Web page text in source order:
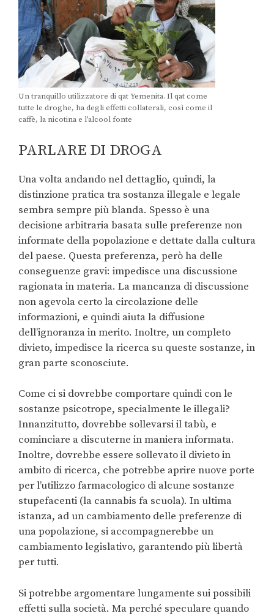
Un tranquillo utilizzatore di qat Yemenita. Il qat come
tutte le droghe, ha degli effetti collaterali, così come il
caffè, la nicotina e l’alcool fonte
PARLARE DI DROGA
Una volta andando nel dettaglio, quindi, la
distinzione pratica tra sostanza illegale e legale
sembra sempre più blanda. Spesso è una
decisione arbitraria basata sulle preferenze non
informate della popolazione e dettate dalla cultura
del paese. Questa preferenza, però ha delle
conseguenze gravi: impedisce una discussione
ragionata in materia. La mancanza di discussione
non agevola certo la circolazione delle
informazioni, e quindi aiuta la diffusione
dell’ignoranza in merito. Inoltre, un completo
divieto, impedisce la ricerca su queste sostanze, in
gran parte sconosciute.
Come ci si dovrebbe comportare quindi con le
sostanze psicotrope, specialmente le illegali?
Innanzitutto, dovrebbe sollevarsi il tabù, e
cominciare a discuterne in maniera informata.
Inoltre, dovrebbe essere sollevato il divieto in
ambito di ricerca, che potrebbe aprire nuove porte
per l’utilizzo farmacologico di alcune sostanze
stupefacenti (la cannabis fa scuola). In ultima
istanza, ad un cambiamento delle preferenze di
una popolazione, si accompagnerebbe un
cambiamento legislativo, garantendo più libertà
per tutti.
Si potrebbe argomentare lungamente sui possibili
effetti sulla società. Ma perché speculare quando